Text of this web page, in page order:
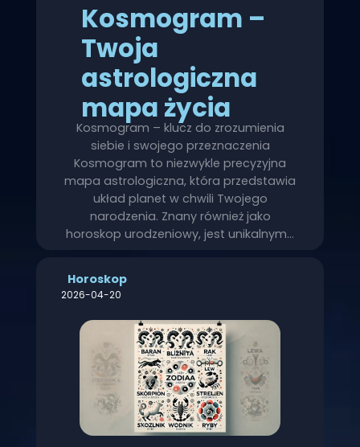
Kosmogram –
Twoja
astrologiczna
mapa życia
Kosmogram – klucz do zrozumienia
siebie i swojego przeznaczenia
Kosmogram to niezwykle precyzyjna
mapa astrologiczna, która przedstawia
układ planet w chwili Twojego
narodzenia. Znany również jako
horoskop urodzeniowy, jest unikalnym…
Horoskop
2026-04-20